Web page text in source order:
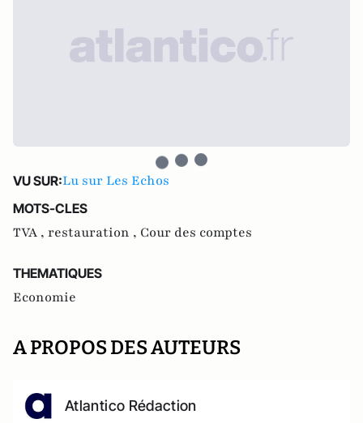
VU SUR:Lu sur Les Echos
MOTS-CLES
TVA , restauration , Cour des comptes
THEMATIQUES
Economie
A PROPOS DES AUTEURS
Atlantico Rédaction